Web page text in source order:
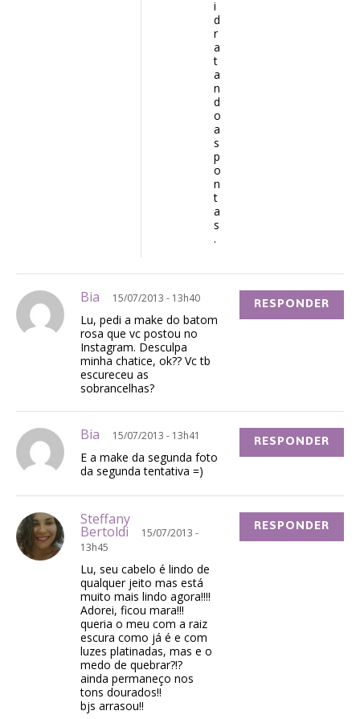
i
d
r
a
t
a
n
d
o
a
s
p
o
n
t
a
s
.
Bia 15/07/2013 - 13h40
Lu, pedi a make do batom
rosa que vc postou no
Instagram. Desculpa
minha chatice, ok?? Vc tb
escureceu as
sobrancelhas?
RESPONDER
Bia 15/07/2013 - 13h41
E a make da segunda foto
da segunda tentativa =)
RESPONDER
Steffany
Bertoldi
15/07/2013 -
13h45
Lu, seu cabelo é lindo de
qualquer jeito mas está
muito mais lindo agora!!!!
Adorei, ficou mara!!!
queria o meu com a raiz
escura como já é e com
luzes platinadas, mas e o
medo de quebrar?!?
ainda permaneço nos
tons dourados!!
bjs arrasou!!
RESPONDER